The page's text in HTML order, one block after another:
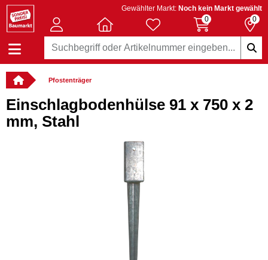
Gewählter Markt: Noch kein Markt gewählt
0
0
Pfostenträger
Einschlagbodenhülse 91 x 750 x 2
mm, Stahl